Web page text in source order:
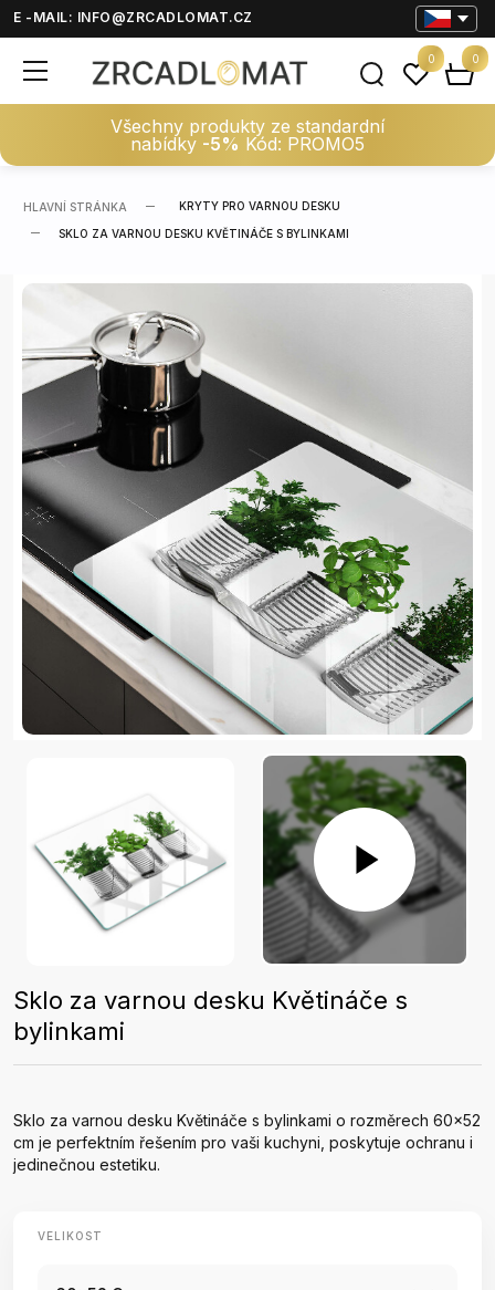
E -MAIL: INFO@ZRCADLOMAT.CZ
Všechny produkty ze standardní
nabídky -5% Kód: PROMO5
0 0
HLAVNÍ STRÁNKA KRYTY PRO VARNOU DESKU
SKLO ZA VARNOU DESKU KVĚTINÁČE S BYLINKAMI
Sklo za varnou desku Květináče s
bylinkami
Sklo za varnou desku Květináče s bylinkami o rozměrech 60x52
cm je perfektním řešením pro vaši kuchyni, poskytuje ochranu i
jedinečnou estetiku.
VELIKOST